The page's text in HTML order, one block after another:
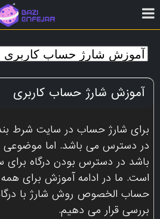
آموزش شارژ حساب کاربری
برای شارژ حساب در سایت شرط
در دسترس می باشد. اما موضوعی
باشد در دسترس بودن درگاه
است. ما در ادامه آموزش برای
حساب الخصوص روش شارژ با
بررسی قرار می دهیم.